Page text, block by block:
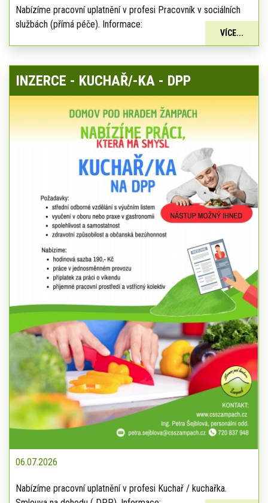
Nabízíme pracovní uplatnění v profesi Pracovník v sociálních
službách (přímá péče). Informace:
VÍCE...
INZERCE - KUCHAŘ/-KA - DPP
06.07.2026
Nabízíme pracovní uplatnění v profesi Kuchař / kuchařka.